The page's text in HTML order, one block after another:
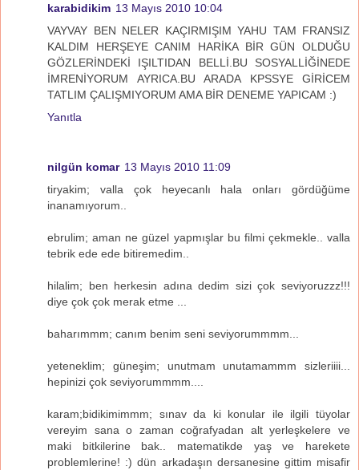
karabidikim 13 Mayıs 2010 10:04
VAYVAY BEN NELER KAÇIRMIŞIM YAHU TAM FRANSIZ
KALDIM HERŞEYE CANIM HARİKA BİR GÜN OLDUĞU
GÖZLERİNDEKİ IŞILTIDAN BELLİ.BU SOSYALLİĞİNEDE
İMRENİYORUM AYRICA.BU ARADA KPSSYE GİRİCEM
TATLIM ÇALIŞMIYORUM AMA BİR DENEME YAPICAM :)
Yanıtla
nilgün komar 13 Mayıs 2010 11:09
tiryakim; valla çok heyecanlı hala onları gördüğüme
inanamıyorum..
ebrulim; aman ne güzel yapmışlar bu filmi çekmekle.. valla
tebrik ede ede bitiremedim..
hilalim; ben herkesin adına dedim sizi çok seviyoruzzz!!!
diye çok çok merak etme ...
baharımmm; canım benim seni seviyorummmm...
yeteneklim; güneşim; unutmam unutamammm sizleriiii...
hepinizi çok seviyorummmm....
karam;bidikimimmm; sınav da ki konular ile ilgili tüyolar
vereyim sana o zaman coğrafyadan alt yerleşkelere ve
maki bitkilerine bak.. matematikde yaş ve harekete
problemlerine! :) dün arkadaşın dersanesine gittim misafir